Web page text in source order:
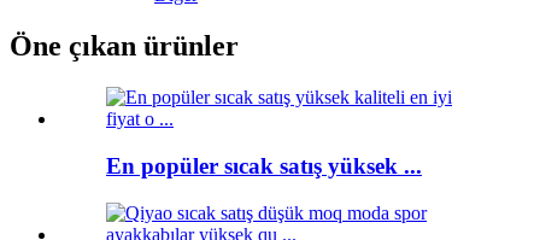
Öne çıkan ürünler
En popüler sıcak satış yüksek ...